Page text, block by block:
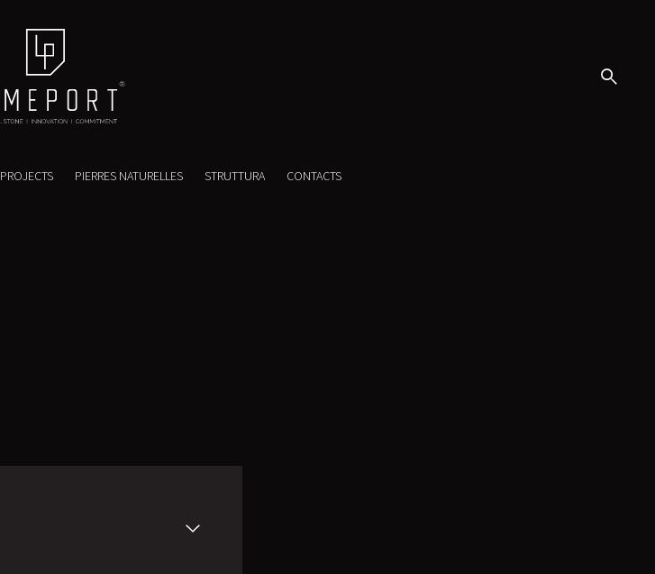
PROJECTS PIERRES NATURELLES STRUTTURA CONTACTS